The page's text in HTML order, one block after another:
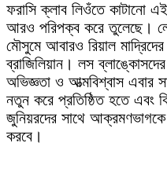
ফরাসি ক্লাব লিওঁতে কাটানো
আরও পরিপক্ব করে তুলেছে।
মৌসুমে আবারও রিয়াল
ব্রাজিলিয়ান। লস
অভিজ্ঞতা ও আত্মবিশ্বাস এবার
নতুন করে প্রতিষ্ঠিত হতে এবং
জুনিয়রদের সাথে
করবে।